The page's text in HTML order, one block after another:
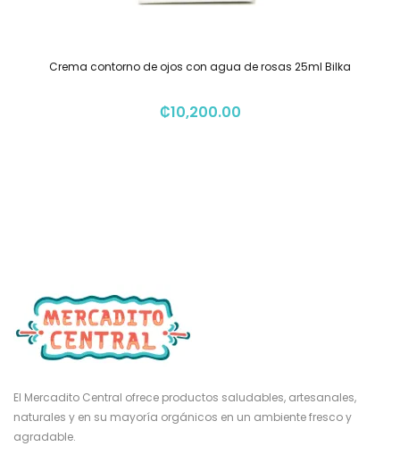
Crema contorno de ojos con agua de rosas 25ml Bilka
₡10,200.00
El Mercadito Central ofrece productos saludables, artesanales,
naturales y en su mayoría orgánicos en un ambiente fresco y
agradable.